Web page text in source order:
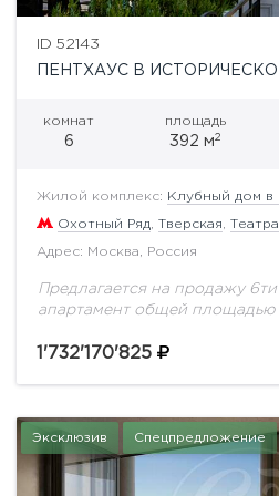
ID 52143
ПЕНТХАУС В
комнат
6
площадь
392 м2
Жилой комплекс: Клубный дом в
Охотный Ряд Тверская
Адрес: Москва, Россия
Предлагается на продажу
апартамент общей площадью
тихом сквере и имеет выходы
1'732'170'825
Эксклюзив Спецпредложение